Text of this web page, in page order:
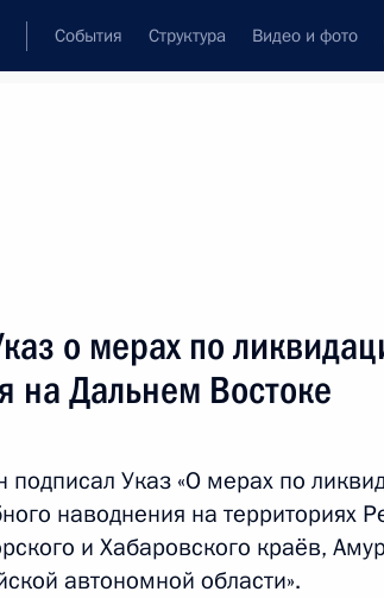
События Структура Видео и фото
Показать следующие материалы
21:45
о мерах по
на Дальнем Востоке
подписал Указ «О мерах по
наводнения на территориях
и Хабаровского краёв,
автономной области».